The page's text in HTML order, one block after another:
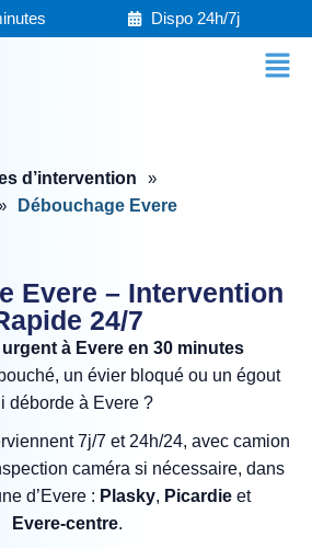
Dispo 24h/7j
Menu
d’intervention »
Débouchage Evere
Evere – Intervention
24/7
à Evere en 30 minutes
un évier bloqué ou un égout
déborde à Evere ?
7j/7 et 24h/24, avec camion
caméra si nécessaire, dans
d’Evere : Plasky, Picardieet
Evere‑centre.